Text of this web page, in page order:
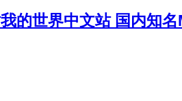
我的世界中文站 国内知